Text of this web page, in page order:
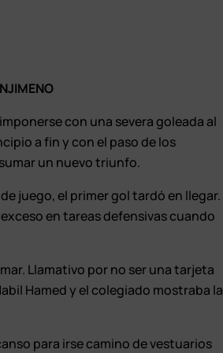
con una severa goleada al
a fin y con el paso de los
un nuevo triunfo.
juego, el primer gol tardó en llegar.
en tareas defensivas cuando
Llamativo por no ser una tarjeta
Hamed y el colegiado mostraba la
para irse camino de vestuarios